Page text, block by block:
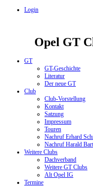
Login
Opel GT
GT
GT-Geschichte
Literatur
Der neue GT
Club
Club-Vorstellung
Kontakt
Satzung
Impressum
Touren
Nachruf Erhard
Nachruf Harald
Weitere Clubs
Dachverband
Weitere GT Clubs
Alt Opel IG
Termine